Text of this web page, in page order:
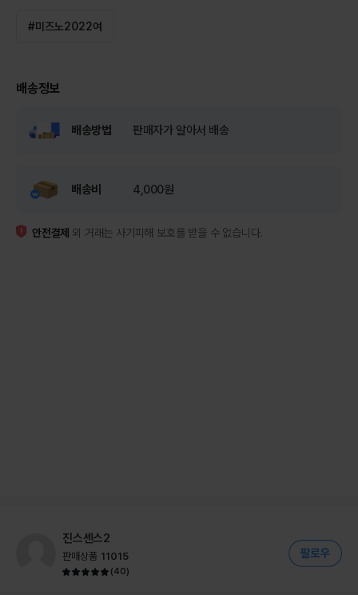
#미즈노2022여
배송정보
배송방법 판매자가 알아서 배송
배송비 4,000원
안전결제 외 거래는 사기피해 보호를 받을 수 없습니다.
진스센스2
판매상품 11015
(40)